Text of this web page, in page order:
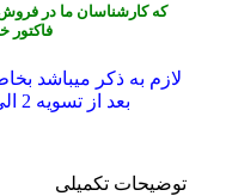
که کارشناسان ما در
فاکتور
لازم به ذکر میباشد
بعد از تسویه 2 الی 3 روز کاری ارسال میشود
توضیحات تکمیلی